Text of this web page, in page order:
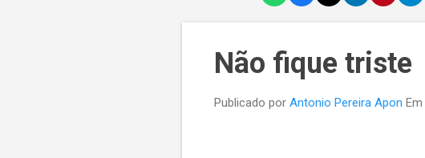
Não fique triste
Publicado por Antonio Pereira Apon Em